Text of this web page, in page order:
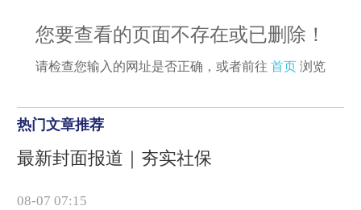
您要查看的页面不存在或已删除！
请检查您输入的网址是否正确，或者前往 首页 浏览
热门文章推荐
最新封面报道｜夯实社保
08-07 07:15